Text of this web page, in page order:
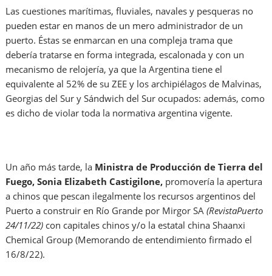
Las cuestiones marítimas, fluviales, navales y pesqueras no
pueden estar en manos de un mero administrador de un
puerto. Éstas se enmarcan en una compleja trama que
debería tratarse en forma integrada, escalonada y con un
mecanismo de relojería, ya que la Argentina tiene el
equivalente al 52% de su ZEE y los archipiélagos de Malvinas,
Georgias del Sur y Sándwich del Sur ocupados: además, como
es dicho de violar toda la normativa argentina vigente.
Un año más tarde, la Ministra de Producción de Tierra del
Fuego, Sonia Elizabeth Castigilone, promovería la apertura
a chinos que pescan ilegalmente los recursos argentinos del
Puerto a construir en Río Grande por Mirgor SA(RevistaPuerto
24/11/22) con capitales chinos y/o la estatal china Shaanxi
Chemical Group (Memorando de entendimiento firmado el
16/8/22).